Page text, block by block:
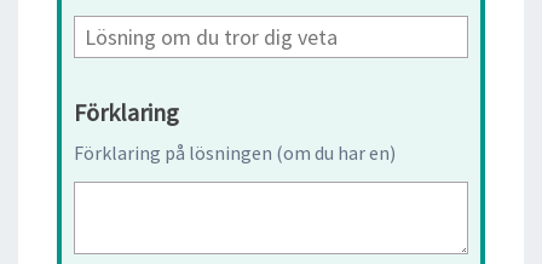
Förklaring
Förklaring på lösningen (om du har en)